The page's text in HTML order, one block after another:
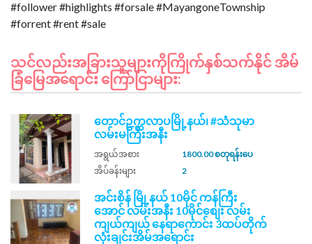
#follower #highlights #forsale #MayangoneTownship
သင်လည်းအခြားသူများကိုကြိုက်နှစ်သက်နိုင် အိမ်
ခြံမြေအရောင်း ကြော်ငြာများ:
တောင်ဥက္ကလာပမြို့နယ်၊ #သံသုမာ
လမ်းမကြီးအနီး
အရွယ်အစား
1800.00 စတုရန်းပေ
အိပ်ခန်းများ
2
အင်းစိန် မြို့နယ် 10မိုင် ကန်​​ကြီး
အောင် ​လမ်းအနီး 10မိုင်စျေး လမ်း
ကျယ်ကျယ် နေရာကောင်း 3ထပ်တိုက်
လုံးချင်းအိမ်အရောင်း